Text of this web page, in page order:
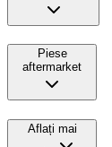
Piese
aftermarket
Aflați mai